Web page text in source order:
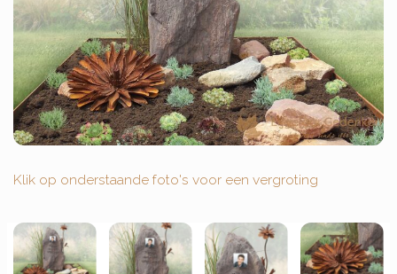
Klik op onderstaande foto's voor een vergroting